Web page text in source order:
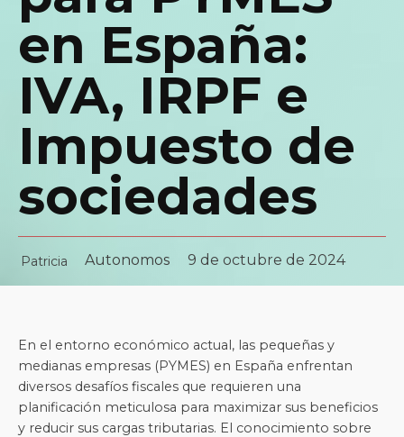
en España:
IVA, IRPF e
Impuesto de
sociedades
Patricia Autonomos 9 de octubre de 2024
En el entorno económico actual, las pequeñas y
medianas empresas (PYMES) en España enfrentan
diversos desafíos fiscales que requieren una
planificación meticulosa para maximizar sus beneficios
y reducir sus cargas tributarias. El conocimiento sobre